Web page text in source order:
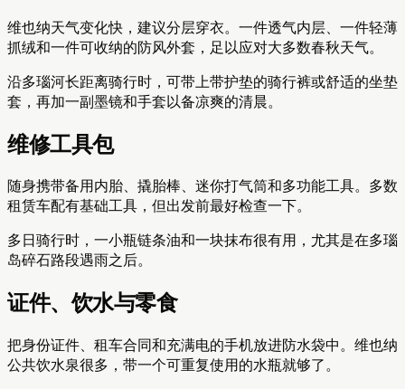
维也纳天气变化快，建议分层穿衣。一件透气内层、一件轻薄
抓绒和一件可收纳的防风外套，足以应对大多数春秋天气。
沿多瑙河长距离骑行时，可带上带护垫的骑行裤或舒适的坐垫
套，再加一副墨镜和手套以备凉爽的清晨。
维修工具包
随身携带备用内胎、撬胎棒、迷你打气筒和多功能工具。多数
租赁车配有基础工具，但出发前最好检查一下。
多日骑行时，一小瓶链条油和一块抹布很有用，尤其是在多瑙
岛碎石路段遇雨之后。
证件、饮水与零食
把身份证件、租车合同和充满电的手机放进防水袋中。维也纳
公共饮水泉很多，带一个可重复使用的水瓶就够了。